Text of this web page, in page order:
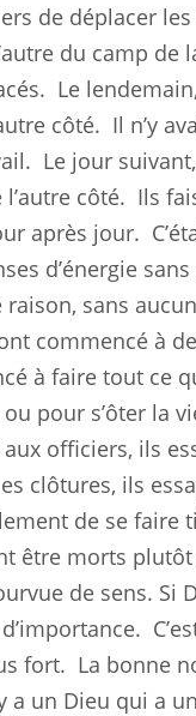
de déplacer
du camp de
Le
côté. Il n’y
Le jour
côté. Ils
après jour.
d’énergie
raison, sans
commencé à
à faire tout ce
pour s’ôter la
officiers, ils
clôtures, ils
de se faire
être morts
de sens. Si
fort. La bonne
a un Dieu qui a